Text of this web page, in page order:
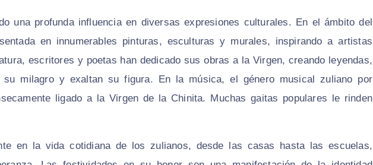
una profunda influencia en diversas expresiones culturales. En el ámbito del
en innumerables pinturas, esculturas y murales, inspirando a artistas
escritores y poetas han dedicado sus obras a la Virgen, creando leyendas,
milagro y exaltan su figura. En la música, el género musical zuliano por
ligado a la Virgen de la Chinita. Muchas gaitas populares le rinden
en la vida cotidiana de los zulianos, desde las casas hasta las escuelas,